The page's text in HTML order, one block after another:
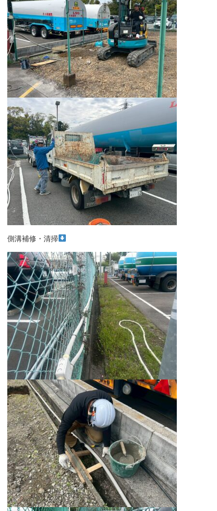
側溝補修・清掃